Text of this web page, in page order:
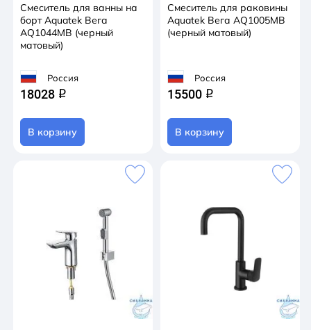
Смеситель для ванны на
борт Aquatek Вега
AQ1044MB (черный
матовый)
Россия
18028 q
В корзину
Смеситель для раковины
Aquatek Вега AQ1005MB
(черный матовый)
Россия
15500 q
В корзину